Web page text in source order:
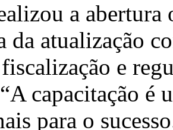
a
da atualização
e
capacitação é
para o